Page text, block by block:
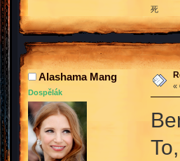
死
Alashama Mang
Dospělák
«